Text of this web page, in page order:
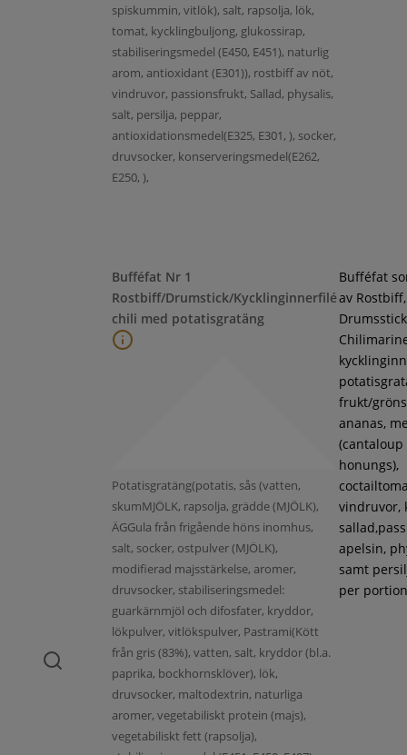
spiskummin, vitlök), salt, rapsolja, lök,
tomat, kycklingbuljong, glukossirap,
stabiliseringsmedel (E450, E451), naturlig
arom, antioxidant (E301)), rostbiff av nöt,
vindruvor, passionsfrukt, Sallad, physalis,
salt, persilja, peppar,
antioxidationsmedel(E325, E301, ), socker,
druvsocker, konserveringsmedel(E262,
E250, ),
Bufféfat Nr 1
Rostbiff/Drumstick/Kycklinginnerfilé
chili med potatisgratäng
Potatisgratäng(potatis, sås (vatten,
skumMJÖLK, rapsolja, grädde (MJÖLK),
ÄGGula från frigående höns inomhus,
salt, socker, ostpulver (MJÖLK),
modifierad majsstärkelse, aromer,
druvsocker, stabiliseringsmedel:
guarkärnmjöl och difosfater, kryddor,
lökpulver, vitlökspulver, Pastrami(Kött
från gris (83%), vatten, salt, kryddor (bl.a.
paprika, bockhornsklöver), lök,
druvsocker, maltodextrin, naturliga
aromer, vegetabiliskt protein (majs),
vegetabiliskt fett (rapsolja),
Bufféfat
av Rostbiff,
frukt/
ananas,
(cantaloup
honungs),
vindruvor,
apelsin,
samt
per